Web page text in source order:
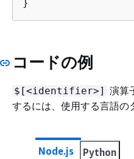
}
コードの例
$[<identifier>] 演算
するには、使用する言語の
Node.js Python